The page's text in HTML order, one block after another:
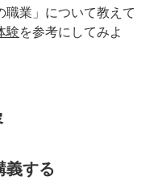
職業」について教えて
験を参考にしてみよ
義する